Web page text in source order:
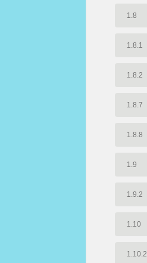
1.8
1.8.1
1.8.2
1.8.7
1.8.8
1.9
1.9.2
1.10
1.10.2